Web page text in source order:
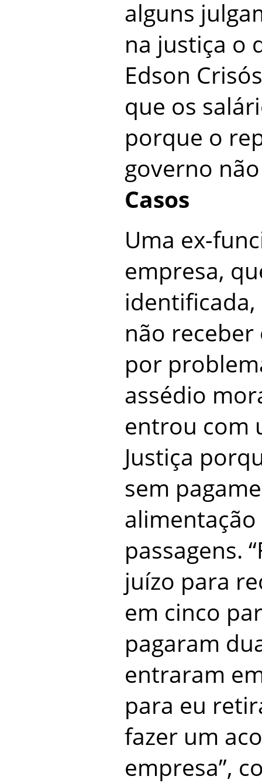
alguns
na justiça o
Edson
que os
porque o
governo
Casos
Uma ex-
empresa,
não receber
por
assédio
entrou com
Justiça
sem
passagens.
juízo para
em cinco
pagaram
entraram
para eu
fazer um
empresa”,